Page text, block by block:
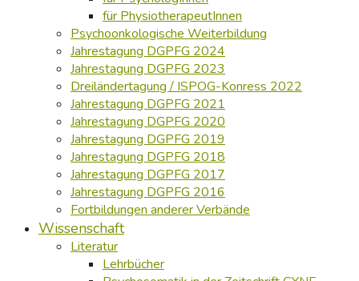
für PhysiotherapeutInnen
Psychoonkologische Weiterbildung
Jahrestagung DGPFG 2024
Jahrestagung DGPFG 2023
Dreiländertagung / ISPOG-Konress 2022
Jahrestagung DGPFG 2021
Jahrestagung DGPFG 2020
Jahrestagung DGPFG 2019
Jahrestagung DGPFG 2018
Jahrestagung DGPFG 2017
Jahrestagung DGPFG 2016
Fortbildungen anderer Verbände
Wissenschaft
Literatur
Lehrbücher